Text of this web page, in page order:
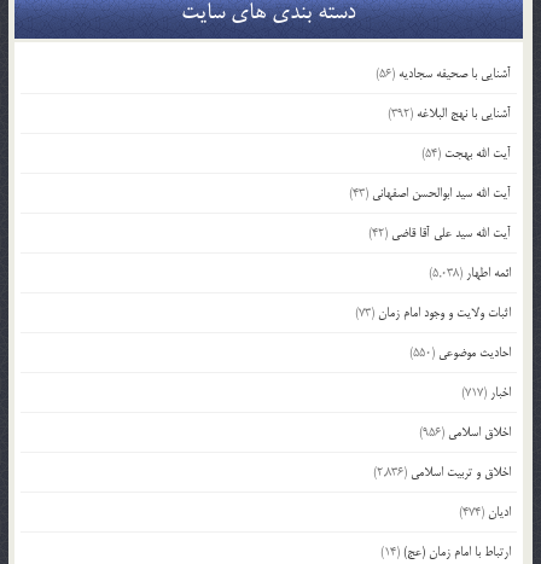
دسته بندی های سایت
آشنایی با صحیفه سجادیه (56)
آشنایی با نهج البلاغه (392)
آیت الله بهجت (54)
آیت الله سید ابوالحسن اصفهانی (43)
آیت الله سید علی آقا قاضی (42)
ائمه اطهار (5,038)
اثبات ولایت و وجود امام زمان (73)
احادیث موضوعی (550)
اخبار (717)
اخلاق اسلامی (956)
اخلاق و تربیت اسلامی (2,836)
ادیان (474)
ارتباط با امام زمان (عج)(14)